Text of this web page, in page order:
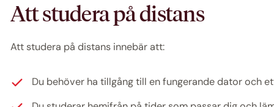
Att studera på distans
Att studera på distans innebär att:
Du behöver ha tillgång till en fungerande dator och